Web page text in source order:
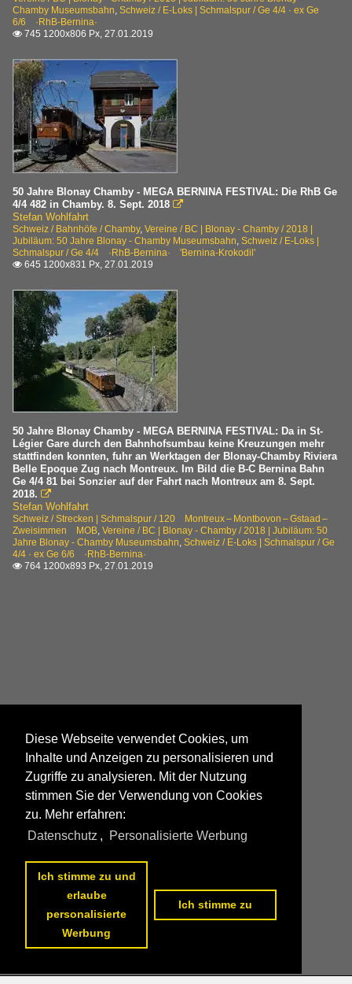
Chamby Museumsbahn, Schweiz / E-Loks | Schmalspur / Ge 4/4 · ex Ge
6/6 ·RhB-Bernina·
 745 1200x806 Px, 27.01.2019
50 Jahre Blonay Chamby - MEGA BERNINA FESTIVAL: Die RhB Ge
4/4 482 in Chamby. 8. Sept. 2018 
Stefan Wohlfahrt
Schweiz / Bahnhöfe / Chamby, Vereine / BC | Blonay - Chamby / 2018 |
Jubiläum: 50 Jahre Blonay - Chamby Museumsbahn, Schweiz / E-Loks |
Schmalspur / Ge 4/4 ·RhB-Bernina· 'Bernina-Krokodil'
 645 1200x831 Px, 27.01.2019
50 Jahre Blonay Chamby - MEGA BERNINA FESTIVAL: Da in St-
Légier Gare durch den Bahnhofsumbau keine Kreuzungen mehr
stattfinden konnten, fuhr an Werktagen der Blonay-Chamby Riviera
Belle Epoque Zug nach Montreux. Im Bild die B-C Bernina Bahn
Ge 4/4 81 bei Sonzier auf der Fahrt nach Montreux am 8. Sept.
2018. 
Stefan Wohlfahrt
Schweiz / Strecken | Schmalspur / 120 Montreux – Montbovon – Gstaad –
Zweisimmen MOB, Vereine / BC | Blonay - Chamby / 2018 | Jubiläum: 50
Jahre Blonay - Chamby Museumsbahn, Schweiz / E-Loks | Schmalspur / Ge
4/4 · ex Ge 6/6 ·RhB-Bernina·
 764 1200x893 Px, 27.01.2019
Diese Webseite verwendet Cookies, um
Inhalte und Anzeigen zu personalisieren und
Zugriffe zu analysieren. Mit der Nutzung
stimmen Sie der Verwendung von Cookies
zu. Mehr erfahren:
Datenschutz , Personalisierte Werbung
Ich stimme zu und
erlaube
personalisierte
Werbung
Ich stimme zu